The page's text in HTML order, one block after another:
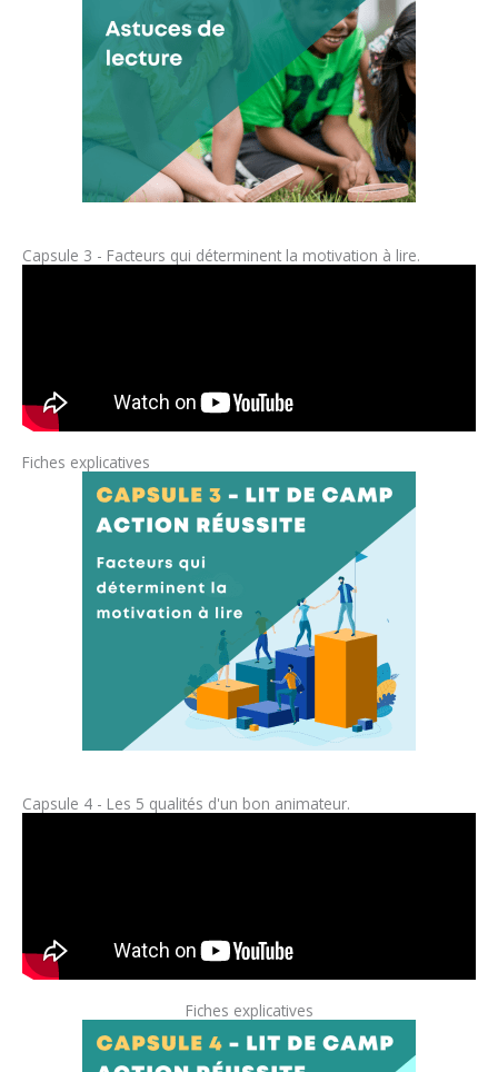
Capsule 3 - Facteurs qui déterminent la motivation à lire.
Fiches explicatives
Capsule 4 - Les 5 qualités d'un bon animateur.
Fiches explicatives